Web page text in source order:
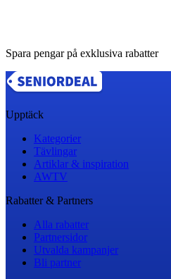
Spara pengar på exklusiva rabatter
Upptäck
Kategorier
Tävlingar
Artiklar & inspiration
AWTV
Rabatter & Partners
Alla rabatter
Partnersidor
Utvalda kampanjer
Bli partner